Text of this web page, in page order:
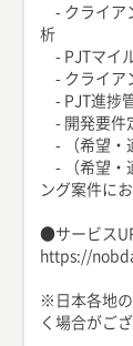
- クライア
析
- PJTマイ
- クライア
- PJT進捗
- 開発要件
- （希望・
- （希望・
ング案件に
●サービス
https://
※日本各地
く場合がご